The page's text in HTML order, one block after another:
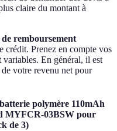
claire du montant à
remboursement
crédit. Prenez en compte vos
variables. En général, il est
votre revenu net pour
polymère 110mAh
MYFCR-03BSW pour
de 3)